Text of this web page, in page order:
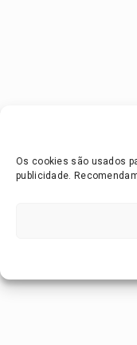
Os cookies são usados
publicidade.